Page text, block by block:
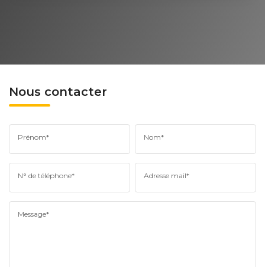
Nous contacter
Prénom* Nom*
N° de téléphone* Adresse mail*
Message*